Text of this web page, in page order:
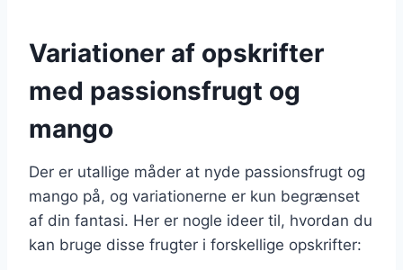
Variationer af opskrifter
med passionsfrugt og
mango
Der er utallige måder at nyde passionsfrugt og
mango på, og variationerne er kun begrænset
af din fantasi. Her er nogle ideer til, hvordan du
kan bruge disse frugter i forskellige opskrifter: